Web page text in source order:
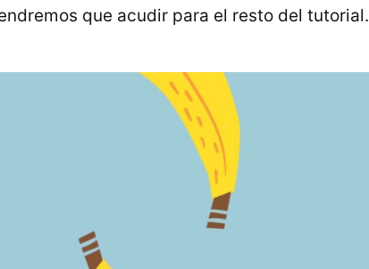
que acudir para el resto del tutorial.